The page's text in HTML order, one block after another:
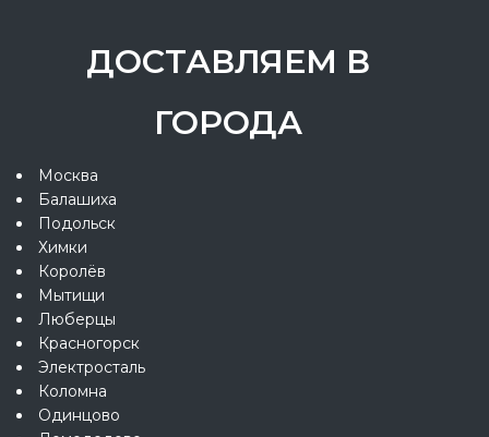
ДОСТАВЛЯЕМ В
ГОРОДА
Москва
Балашиха
Подольск
Химки
Королёв
Мытищи
Люберцы
Красногорск
Электросталь
Коломна
Одинцово